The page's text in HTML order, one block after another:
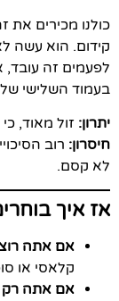
כולנו מכירים את
קידום. הוא עשה
לפעמים זה עובד,
בעמוד השלישי של
יתרון: זול מאוד,
חיסרון: רוב
לא קסם.
אז איך
אם אתה
קלאסי או
אם אתה רק